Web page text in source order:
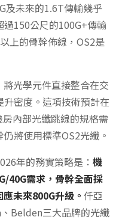
及未來的1.6T傳輸幾乎
150公尺的100G+傳輸
上的骨幹佈線，OS2是
將光學元件直接整合在交
密度。這項技術預計在
內部光纖跳線的規格需
將使用標準OS2光纖。
年的務實策略是： 機
40G需求，骨幹全面採
未來800G升級。 仟亞
Belden三大品牌的光纖